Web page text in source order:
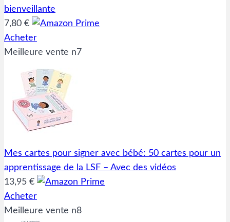
bienveillante
7,80 €
Acheter
Meilleure vente n7
Mes cartes pour signer avec bébé: 50 cartes pour un
apprentissage de la LSF – Avec des vidéos
13,95 €
Acheter
Meilleure vente n8